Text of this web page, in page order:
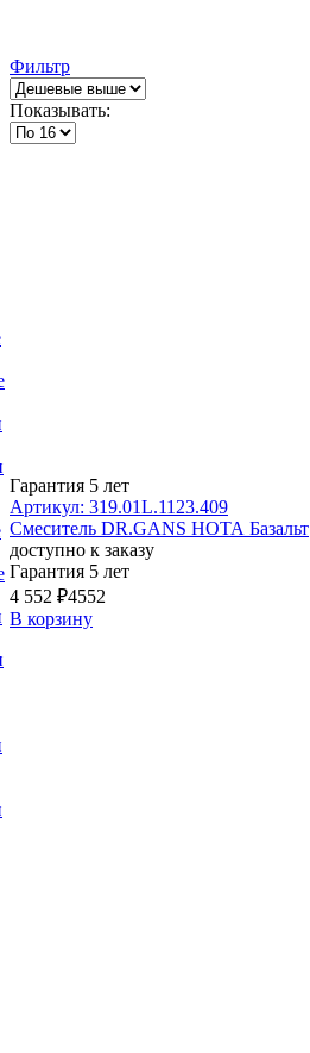
Фильтр
Показывать:
Гарантия 5 лет
Артикул: 319.01L.1123.409
Смеситель DR.GANS НОТА Базальт
доступно к заказу
Гарантия 5 лет
4 552 ₽4552
В корзину